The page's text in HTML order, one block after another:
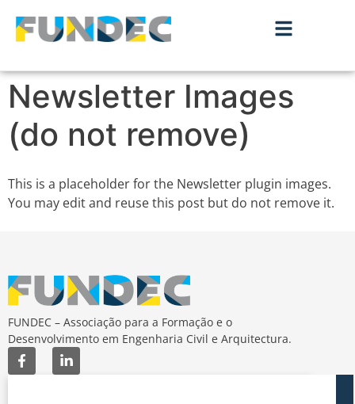
Newsletter Images
(do not remove)
This is a placeholder for the Newsletter plugin images.
You may edit and reuse this post but do not remove it.
FUNDEC – Associação para a Formação e o
Desenvolvimento em Engenharia Civil e Arquitectura.